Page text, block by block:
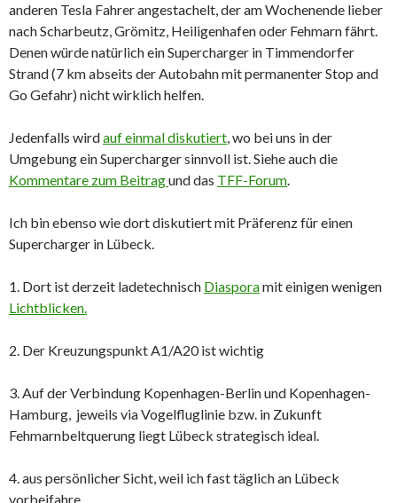
anderen Tesla Fahrer angestachelt, der am Wochenende lieber
nach Scharbeutz, Grömitz, Heiligenhafen oder Fehmarn fährt.
Denen würde natürlich ein Supercharger in Timmendorfer
Strand (7 km abseits der Autobahn mit permanenter Stop and
Go Gefahr) nicht wirklich helfen.
Jedenfalls wirdauf einmal diskutiert, wo bei uns in der
Umgebung ein Supercharger sinnvoll ist. Siehe auch die
Kommentare zum Beitragund das TFF-Forum.
Ich bin ebenso wie dort diskutiert mit Präferenz für einen
Supercharger in Lübeck.
1. Dort ist derzeit ladetechnisch Diasporamit einigen wenigen
Lichtblicken.
2. Der Kreuzungspunkt A1/A20 ist wichtig
3. Auf der Verbindung Kopenhagen-Berlin und Kopenhagen-
Hamburg, jeweils via Vogelfluglinie bzw. in Zukunft
Fehmarnbeltquerung liegt Lübeck strategisch ideal.
4. aus persönlicher Sicht, weil ich fast täglich an Lübeck
vorbeifahre.